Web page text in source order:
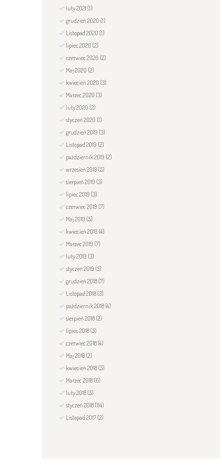
luty2021 (1)
grudzień2020 (1)
Listopad2020 (1)
lipiec2020 (2)
czerwiec2020 (2)
Maj2020 (2)
kwiecień2020 (3)
Marzec2020 (3)
luty2020 (2)
styczeń2020 (1)
grudzień2019 (3)
Listopad2019 (2)
październik2019 (2)
wrzesień2019 (5)
sierpień2019 (3)
lipiec2019 (3)
czerwiec2019 (7)
Maj2019 (5)
kwiecień2019 (4)
Marzec2019 (7)
luty2019 (3)
styczeń2019 (5)
grudzień2018 (7)
Listopad2018 (3)
październik2018 (4)
sierpień2018 (2)
lipiec2018 (5)
czerwiec2018 (4)
Maj2018 (2)
kwiecień2018 (5)
Marzec2018 (6)
luty2018 (5)
styczeń2018 (114)
Listopad2017 (2)